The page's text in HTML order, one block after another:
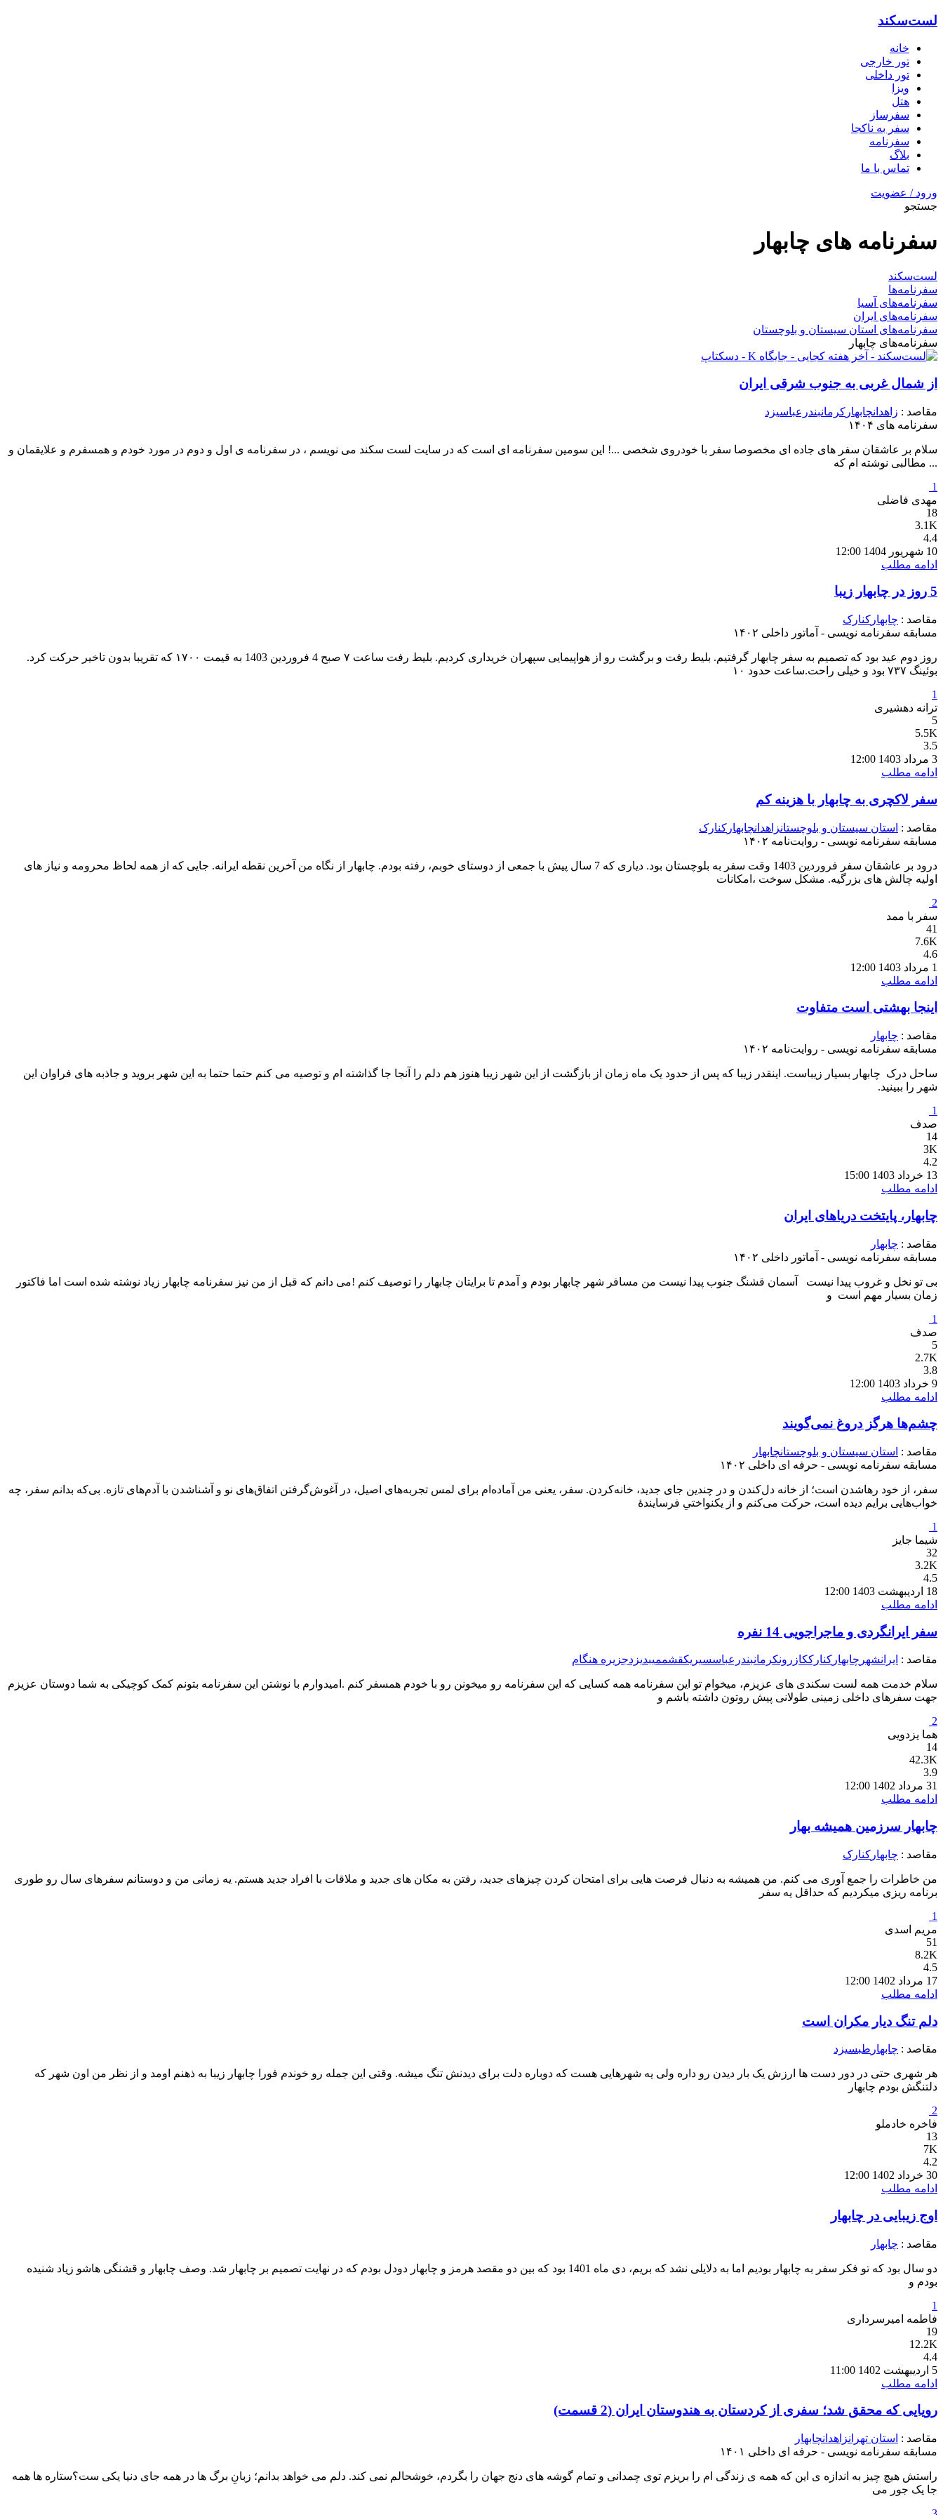
لست‌سکند
خانه
تور خارجی
تور داخلی
ویزا
هتل‌
سفرساز
سفر به ناکجا
سفرنامه
بلاگ
تماس با ما
ورود / عضویت
جستجو
سفرنامه های چابهار
لست‌سکند
سفرنامه‌ها
سفرنامه‌های آسیا
سفرنامه‌های ایران
سفرنامه‌های استان سیستان و بلوچستان
سفرنامه‌های چابهار
از شمال غربی به جنوب شرقی ایران
مقاصد : زاهدانچابهار کرمانبندرعباسیزد
سفرنامه های ۱۴۰۴
سلام بر عاشقان سفر های جاده ای مخصوصا سفر با خودروی شخصی ...! این سومین سفرنامه ای است که در سایت لست سکند می نویسم ، در سفرنامه ی اول و دوم در مورد خودم و همسفرم و علایقمان و
... مطالبی نوشته ام که
1
مهدی فاضلی
18
3.1K
4.4
10 شهریور 1404 12:00
ادامه مطلب
5 روز در چابهار زیبا
مقاصد : چابهار کنارک
مسابقه سفرنامه نویسی - آماتور داخلی ۱۴۰۲
روز دوم عید بود که تصمیم به سفر چابهار گرفتیم. بلیط رفت و برگشت رو از هواپیمایی سپهران خریداری کردیم. بلیط رفت ساعت ۷ صبح 4 فروردین 1403 به قیمت ۱۷۰۰ که تقریبا بدون تاخیر حرکت کرد.
بوئینگ ۷۳۷ بود و خیلی راحت.ساعت حدود ۱۰
1
ترانه دهشیری
5
5.5K
3.5
3 مرداد 1403 12:00
ادامه مطلب
سفر لاکچری به چابهار با هزینه کم
مقاصد : استان سیستان و بلوچستانزاهدانچابهار کنارک
مسابقه سفرنامه نویسی - روایت‌نامه ۱۴۰۲
درود بر عاشقان سفر فروردین 1403 وقت سفر به بلوچستان بود. دیاری که 7 سال پیش با جمعی از دوستای خوبم، رفته بودم. چابهار از نگاه من آخرین نقطه ایرانه. جایی که از همه لحاظ محرومه و نیاز های
اولیه چالش های بزرگیه. مشکل سوخت ،امکانات
2
سفر با ممد
41
7.6K
4.6
1 مرداد 1403 12:00
ادامه مطلب
اینجا بهشتی است متفاوت
مقاصد : چابهار
مسابقه سفرنامه نویسی - روایت‌نامه ۱۴۰۲
ساحل درک چابهار بسیار زیباست. اینقدر زیبا که پس از حدود یک ماه زمان از بازگشت از این شهر زیبا هنوز هم دلم را آنجا جا گذاشته ام و توصیه می کنم حتما حتما به این شهر بروید و جاذبه های فراوان این
شهر را ببینید.
1
صدف
14
3K
4.2
13 خرداد 1403 15:00
ادامه مطلب
چابهار، پایتخت دریاهای ایران
مقاصد : چابهار
مسابقه سفرنامه نویسی - آماتور داخلی ۱۴۰۲
بی تو نخل و غروب پیدا نیست آسمان قشنگ جنوب پیدا نیست من مسافر شهر چابهار بودم و آمدم تا برایتان چابهار را توصیف کنم !می دانم که قبل از من نیز سفرنامه چابهار زیاد نوشته شده است اما فاکتور
زمان بسیار مهم است و
1
صدف
5
2.7K
3.8
9 خرداد 1403 12:00
ادامه مطلب
چشم‌ها هرگز دروغ نمی‌گویند
مقاصد : استان سیستان و بلوچستانچابهار
مسابقه سفرنامه نویسی - حرفه ای داخلی ۱۴۰۲
سفر، از خود رهاشدن است؛ از خانه دل‌کندن و در چندین جای جدید، خانه‌کردن. سفر، یعنی من آماده‌ام برای لمس تجربه‌های اصیل، در آغوش‌گرفتن اتفاق‌های نو و آشناشدن با آدم‌های تازه. بی‌که بدانم سفر، چه
خواب‌هایی برایم دیده است، حرکت می‌کنم و از یکنواختیِ فرسایندۀ
1
شیما جایز
32
3.2K
4.5
18 اردیبهشت 1403 12:00
ادامه مطلب
سفر ایرانگردی و ماجراجویی 14 نفره
مقاصد : ایرانشهر چابهار کنارککازرونکرمانبندرعباسسیریکقشممیبدیزدجزیره هنگام
سلام خدمت همه لست سکندی های عزیزم، میخوام تو این سفرنامه همه کسایی که این سفرنامه رو میخونن رو با خودم همسفر کنم .امیدوارم با نوشتن این سفرنامه بتونم کمک کوچیکی به شما دوستان عزیزم
جهت سفرهای داخلی زمینی طولانی پیش روتون داشته باشم و
2
هما یزدویی
14
42.3K
3.9
31 مرداد 1402 12:00
ادامه مطلب
چابهار سرزمین همیشه بهار
مقاصد : چابهار کنارک
من خاطرات را جمع آوری می کنم. من همیشه به دنبال فرصت هایی برای امتحان کردن چیزهای جدید، رفتن به مکان های جدید و ملاقات با افراد جدید هستم. یه زمانی من و دوستانم سفرهای سال رو طوری
برنامه ریزی میکردیم که حداقل یه سفر
1
مریم اسدی
51
8.2K
4.5
17 مرداد 1402 12:00
ادامه مطلب
دلم تنگ دیار مکران است
مقاصد : چابهار طبسیزد
هر شهری حتی در دور دست ها ارزش یک بار دیدن رو داره ولی یه شهرهایی هست که دوباره دلت برای دیدنش تنگ میشه. وقتی این جمله رو خوندم فورا چابهار زیبا به ذهنم اومد و از نظر من اون شهر که
دلتنگش بودم چابهار
2
فاخره خادملو
13
7K
4.2
30 خرداد 1402 12:00
ادامه مطلب
اوج زیبایی در چابهار
مقاصد : چابهار
دو سال بود که تو فکر سفر به چابهار بودیم اما به دلایلی نشد که بریم، دی ماه 1401 بود که بین دو مقصد هرمز و چابهار دودل بودم که در نهایت تصمیم بر چابهار شد. وصف چابهار و قشنگی هاشو زیاد شنیده
بودم و
1
فاطمه امیرسرداری
19
12.2K
4.4
5 اردیبهشت 1402 11:00
ادامه مطلب
رویایی که محقق شد؛ سفری از کردستان به هندوستان ایران (2 قسمت)
مقاصد : استان تهرانزاهدانچابهار
مسابقه سفرنامه نویسی - حرفه ای داخلی ۱۴۰۱
راستش هیچ چیز به اندازه ی این که همه ی زندگی ام را بریزم توی چمدانی و تمام گوشه های دنج جهان را بگردم، خوشحالم نمی کند. دلم می خواهد بدانم؛ زبانِ برگ ها در همه جای دنیا یکی ست؟ستاره ها همه
جا یک جور می